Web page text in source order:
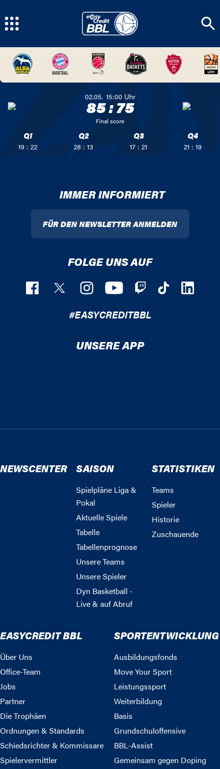
02.05. 15:00 Uhr
85:75
Final score
Q1
19 : 22
Q2
28 : 13
Q3
17 : 21
Q4
21 : 19
IMMER INFORMIERT
FÜR DEN NEWSLETTER ANMELDEN
FOLGE UNS AUF
#EASYCREDITBBL
UNSERE APP
NEWSCENTER SAISON
Spielpläne Liga &
Pokal
Aktuelle Spiele
Tabelle
Tabellenprognose
Unsere Teams
Unsere Spieler
Dyn Basketball -
Live & auf Abruf
STATISTIKEN
Teams
Spieler
Historie
Zuschauende
EASYCREDIT BBL
Über Uns
Office-Team
Jobs
Partner
Die Trophäen
Ordnungen & Standards
Schiedsrichter & Kommissare
Spielervermittler
SPORTENTWICKLUNG
Ausbildungsfonds
Move Your Sport
Leistungssport
Weiterbildung
Basis
Grundschuloffensive
BBL-Assist
Gemeinsam gegen Doping